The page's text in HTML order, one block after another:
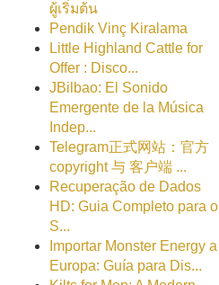
ผู้เริ่มต้น
Pendik Vinç Kiralama
Little Highland Cattle for
Offer : Disco...
JBilbao: El Sonido
Emergente de la Música
Indep...
Telegram正式网站：官方
copyright 与 客户端 ...
Recuperação de Dados
HD: Guia Completo para o
S...
Importar Monster Energy a
Europa: Guía para Dis...